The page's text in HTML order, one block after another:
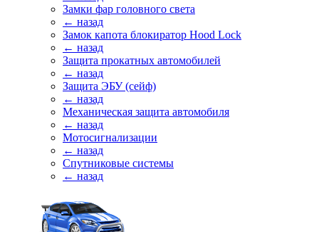
Замки фар головного света
← назад
Замок капота блокиратор Hood Lock
← назад
Защита прокатных автомобилей
← назад
Защита ЭБУ (сейф)
← назад
Механическая защита автомобиля
← назад
Мотосигнализации
← назад
Спутниковые системы
← назад